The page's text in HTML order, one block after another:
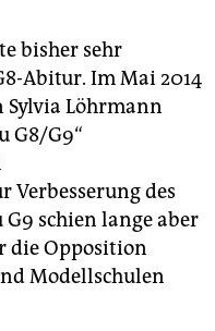
bisher sehr
Abitur. Im Mai 2014
Löhrmann
G8/G9“
des
schien lange aber
die Opposition
Modellschulen